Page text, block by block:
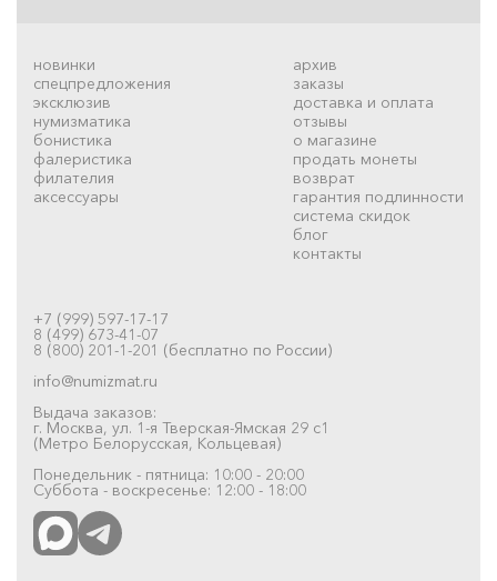
новинки
спецпредложения
эксклюзив
нумизматика
бонистика
фалеристика
филателия
аксессуары
архив
заказы
доставка и оплата
отзывы
о магазине
продать монеты
возврат
гарантия подлинности
система скидок
блог
контакты
+7 (999) 597-17-17
8 (499) 673-41-07
8 (800) 201-1-201 (бесплатно по России)
info@numizmat.ru
Выдача заказов:
г. Москва, ул. 1-я Тверская-Ямская 29 с1
(Метро Белорусская, Кольцевая)
Понедельник - пятница: 10:00 - 20:00
Суббота - воскресенье: 12:00 - 18:00